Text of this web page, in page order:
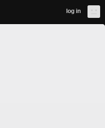
log in